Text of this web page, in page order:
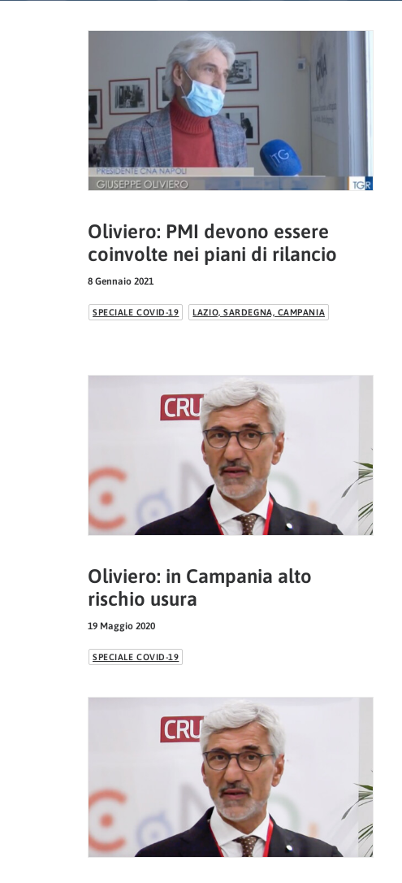
Oliviero: PMI devono essere
coinvolte nei piani di rilancio
8 Gennaio 2021
SPECIALE COVID-19 LAZIO, SARDEGNA, CAMPANIA
Oliviero: in Campania alto
rischio usura
19 Maggio 2020
SPECIALE COVID-19